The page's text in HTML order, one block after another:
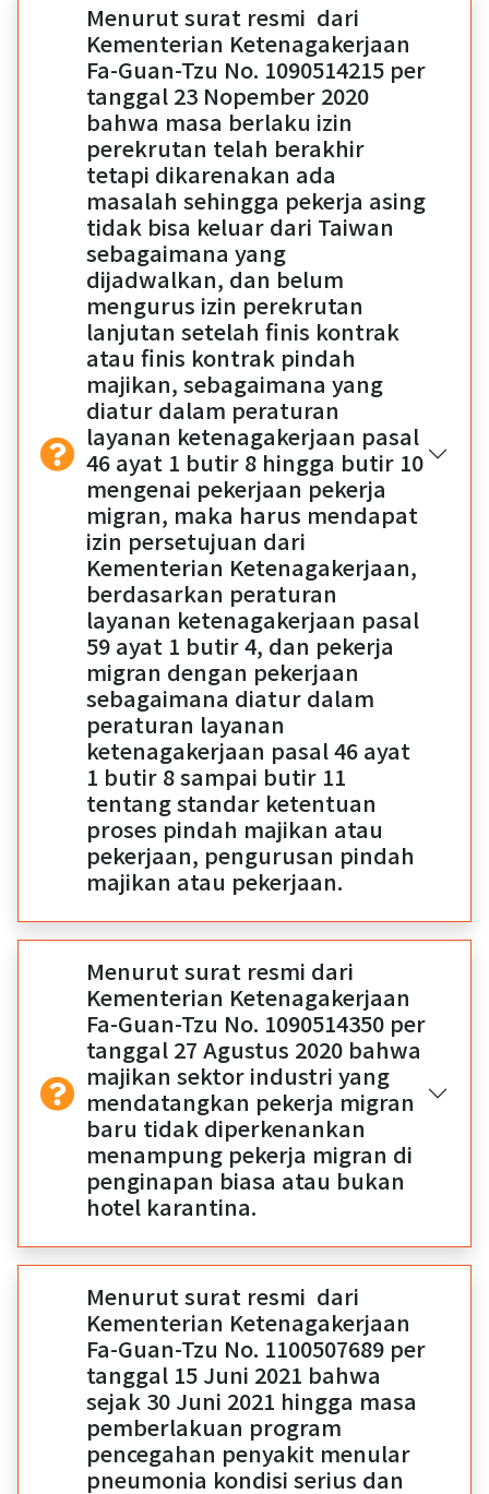
Menurut surat resmi dari
Kementerian Ketenagakerjaan
Fa-Guan-Tzu No. 1090514215 per
tanggal 23 Nopember 2020
bahwa masa berlaku izin
perekrutan telah berakhir
tetapi dikarenakan ada
masalah sehingga pekerja asing
tidak bisa keluar dari Taiwan
sebagaimana yang
dijadwalkan, dan belum
mengurus izin perekrutan
lanjutan setelah finis kontrak
atau finis kontrak pindah
majikan, sebagaimana yang
diatur dalam peraturan
layanan ketenagakerjaan pasal
46 ayat 1 butir 8 hingga butir 10
mengenai pekerjaan pekerja
migran, maka harus mendapat
izin persetujuan dari
Kementerian Ketenagakerjaan,
berdasarkan peraturan
layanan ketenagakerjaan pasal
59 ayat 1 butir 4, dan pekerja
migran dengan pekerjaan
sebagaimana diatur dalam
peraturan layanan
ketenagakerjaan pasal 46 ayat
1 butir 8 sampai butir 11
tentang standar ketentuan
proses pindah majikan atau
pekerjaan, pengurusan pindah
majikan atau pekerjaan.
Menurut surat resmi dari
Kementerian Ketenagakerjaan
Fa-Guan-Tzu No. 1090514350 per
tanggal 27 Agustus 2020 bahwa
majikan sektor industri yang
mendatangkan pekerja migran
baru tidak diperkenankan
menampung pekerja migran di
penginapan biasa atau bukan
hotel karantina.
Menurut surat resmi dari
Kementerian Ketenagakerjaan
Fa-Guan-Tzu No. 1100507689 per
tanggal 15 Juni 2021 bahwa
sejak 30 Juni 2021 hingga masa
pemberlakuan program
pencegahan penyakit menular
pneumonia kondisi serius dan